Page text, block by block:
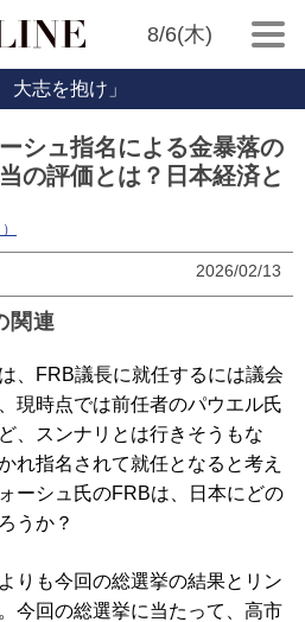
8/6(木)
大志を抱け」
シュ指名による金暴落の
の評価とは？日本経済と
2026/02/13
関連
、FRB議長に就任するには議会
現時点では前任者のパウエル氏
、スンナリとは行きそうもな
れ指名されて就任となると考え
ーシュ氏のFRBは、日本にどの
うか？
りも今回の総選挙の結果とリン
今回の総選挙に当たって、高市